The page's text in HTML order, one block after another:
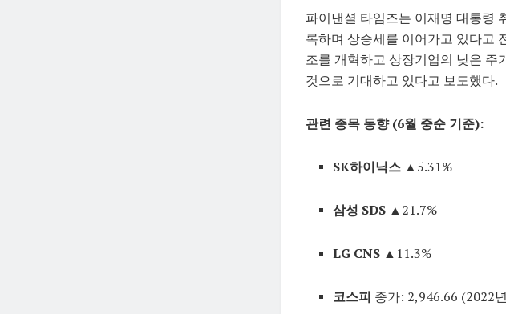
파이낸셜 타임즈는 이재명 대통령
록하며 상승세를 이어가고 있다고
조를 개혁하고 상장기업의 낮은 주
것으로 기대하고 있다고 보도했다.
관련 종목 동향 (6월 중순 기준):
SK하이닉스 ▲5.31%
삼성 SDS ▲21.7%
LG CNS ▲11.3%
코스피 종가: 2,946.66 (2022